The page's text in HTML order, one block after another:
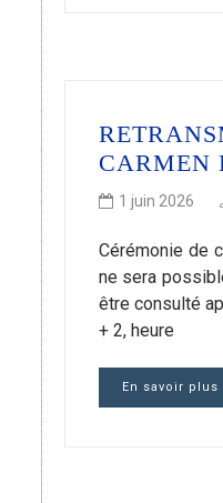
CARMEN
1 juin 2026
Cérémonie de
ne sera
être consulté
+ 2, heure
En savoir plus